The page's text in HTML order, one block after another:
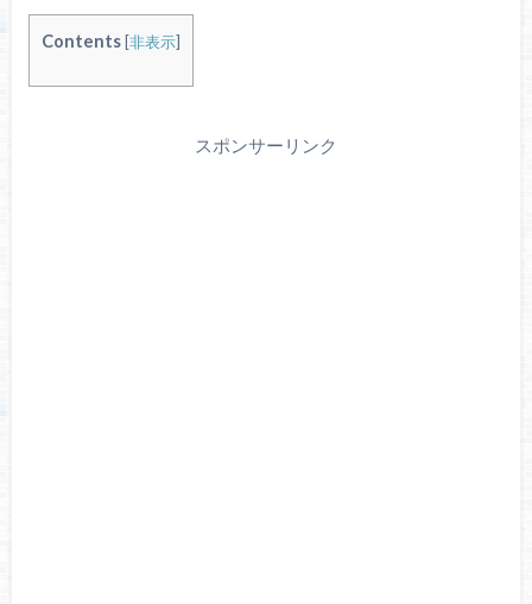
Contents [非表示]
スポンサーリンク